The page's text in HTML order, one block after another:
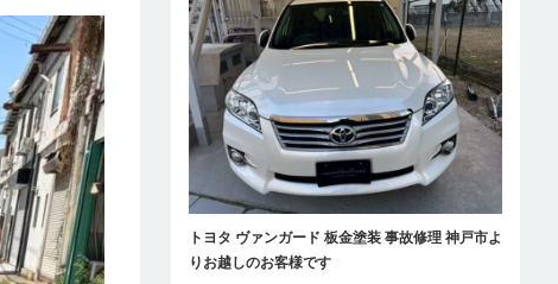
トヨタ ヴァンガード 板金塗装 事故修理 神戸市よ
りお越しのお客様です